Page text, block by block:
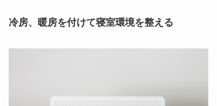
冷房、暖房を付けて寝室環境を整える